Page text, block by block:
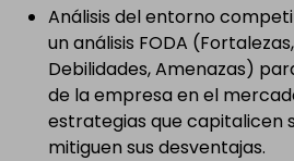
Análisis del entorno
un análisis FODA
Debilidades, Amenazas)
de la empresa en el
estrategias que capitalicen
mitiguen sus desventajas.